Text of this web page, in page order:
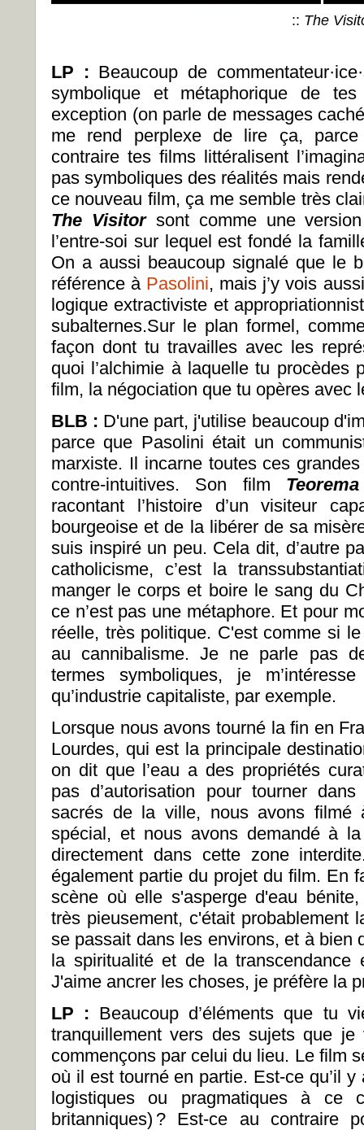
:: The
LP : Beaucoup de
symbolique et métaphorique de
exception (on parle de messages
me rend perplexe de lire ça, parce
contraire tes films littéralisent
pas symboliques des réalités mais
ce nouveau film, ça me semble très
The Visitor sont comme une
l’entre-soi sur lequel est fondé la
On a aussi beaucoup signalé que le
référence à Pasolini, mais j’y vois
logique extractiviste et
subalternes.Sur le plan formel,
façon dont tu travailles avec les
quoi l’alchimie à laquelle tu procèdes
film, la négociation que tu opères avec
BLB : D'une part, j'utilise beaucoup
parce que Pasolini était un
marxiste. Il incarne toutes ces
contre-intuitives. Son film
racontant l’histoire d’un visiteur
bourgeoise et de la libérer de sa
suis inspiré un peu. Cela dit, d’autre
catholicisme, c’est la
manger le corps et boire le sang du
ce n’est pas une métaphore. Et pour
réelle, très politique. C'est comme si
au cannibalisme. Je ne parle pas
termes symboliques, je
qu’industrie capitaliste, par exemple.
Lorsque nous avons tourné la fin en
Lourdes, qui est la principale
on dit que l’eau a des propriétés
pas d’autorisation pour tourner
sacrés de la ville, nous avons filmé
spécial, et nous avons demandé à
directement dans cette zone
également partie du projet du film. En
scène où elle s'asperge d'eau
très pieusement, c'était probablement
se passait dans les environs, et à bien
la spiritualité et de la transcendance
J'aime ancrer les choses, je préfère la
LP : Beaucoup d’éléments que tu
tranquillement vers des sujets que
commençons par celui du lieu. Le film
où il est tourné en partie. Est-ce qu’il
logistiques ou pragmatiques à ce
britanniques) ? Est-ce au contraire